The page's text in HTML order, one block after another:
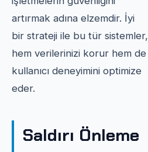
artırmak adına elzemdir. İyi
bir strateji ile bu tür sistemler,
hem verilerinizi korur hem de
kullanıcı deneyimini optimize
eder.
Saldırı Önleme